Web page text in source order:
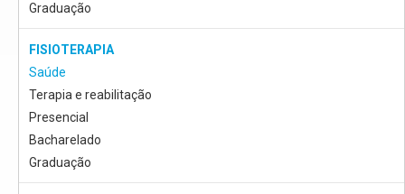
Graduação
FISIOTERAPIA
Saúde
Terapia e reabilitação
Presencial
Bacharelado
Graduação